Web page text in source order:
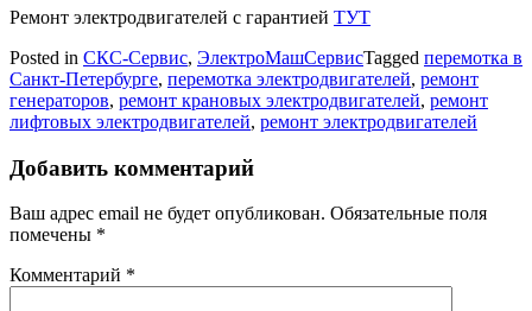
Ремонт электродвигателей с гарантией ТУТ
Posted in СКС-Сервис, ЭлектроМашСервисTagged перемотка в
Санкт-Петербурге, перемотка электродвигателей, ремонт
генераторов, ремонт крановых электродвигателей, ремонт
лифтовых электродвигателей, ремонт электродвигателей
Добавить комментарий
Ваш адрес email не будет опубликован. Обязательные поля
помечены *
Комментарий *